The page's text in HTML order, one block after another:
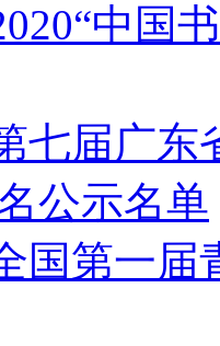
中国
七届广东
公示名单
国第一届